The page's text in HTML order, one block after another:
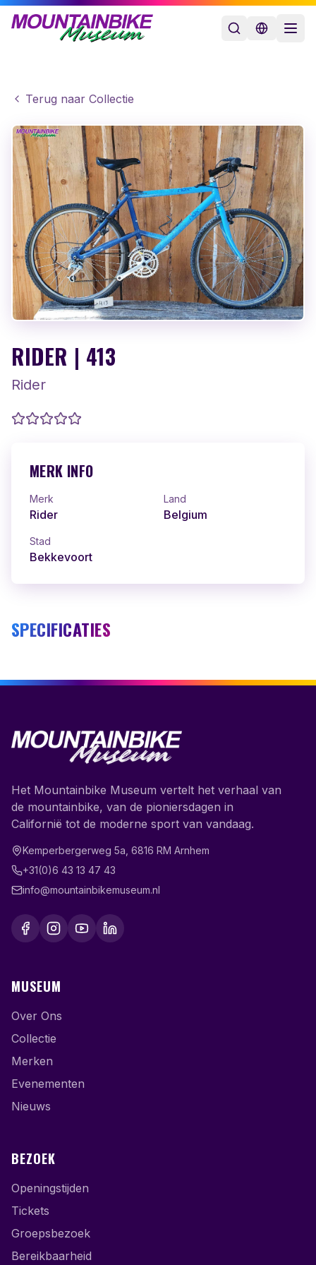
Terug naar Collectie
RIDER | 413
Rider
MERK INFO
Merk
Rider
Land
Belgium
Stad
Bekkevoort
SPECIFICATIES
Het Mountainbike Museum vertelt het verhaal van
de mountainbike, van de pioniersdagen in
Californië tot de moderne sport van vandaag.
Kemperbergerweg 5a 6816 RM Arnhem
+31(0)6 43 13 47 43
info@mountainbikemuseum.nl
MUSEUM
Over Ons
Collectie
Merken
Evenementen
Nieuws
BEZOEK
Openingstijden
Tickets
Groepsbezoek
Bereikbaarheid